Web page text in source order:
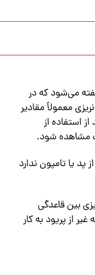
می‌شود که در
معمولاً مقادیر
استفاده از
مشاهده شود.
پد یا تامپون ندارد
بین قاعدگی
از پریود به کار